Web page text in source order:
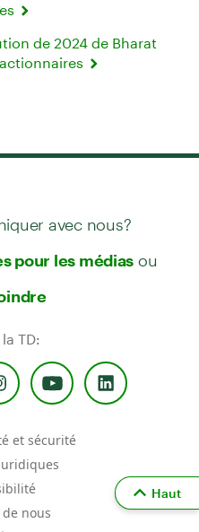
de 2024 de Bharat
avec nous?
pour les médias ou
TD:
et sécurité
nous
Haut